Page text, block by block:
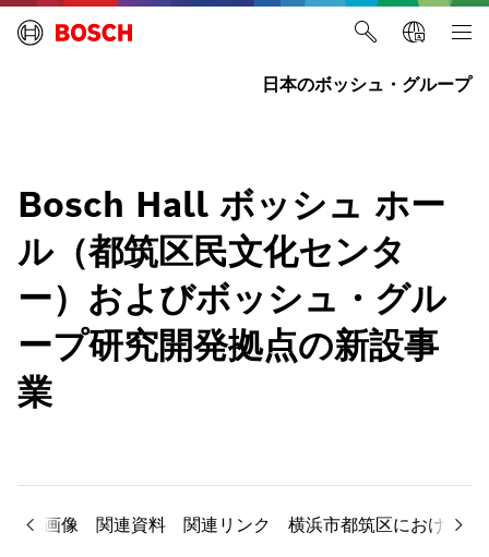
日本のボッシュ・グループ
Bosch Hall ボッシュ ホー
ル（都筑区民文化センタ
ー）およびボッシュ・グル
ープ研究開発拠点の新設事
業
関連画像 関連資料 関連リンク 横浜市都筑区における区